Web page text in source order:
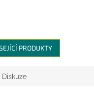
PRODUKTY
Diskuze